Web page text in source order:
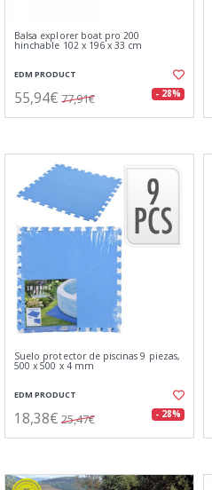
Balsa explorer boat pro 200
hinchable 102 x 196 x 33 cm
EDM PRODUCT
55,94€ 77,91€ - 28%
Suelo protector de piscinas 9 piezas,
500 x 500 x 4 mm
EDM PRODUCT
18,38€ 25,47€ - 28%